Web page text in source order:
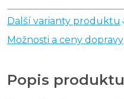
Další varianty produktu
Možnosti a ceny dopravy
Popis produktu